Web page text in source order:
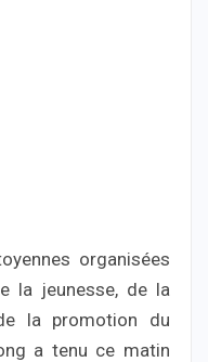
organisées
la jeunesse, de la
la promotion du
a tenu ce matin